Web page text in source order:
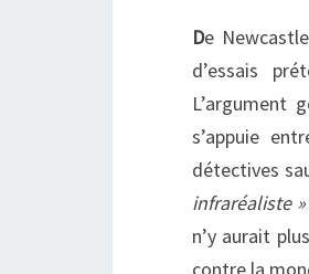
De
d’essais
L’argument
s’appuie
détectives
infraréaliste »
n’y aurait